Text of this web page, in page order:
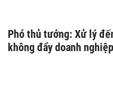
Phó thủ tướng: Xử lý
không đẩy doanh